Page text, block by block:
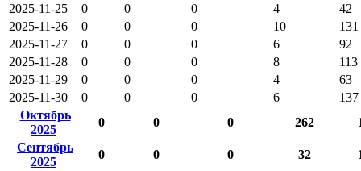
2025-11-25
0 0 0 4
42
2025-11-26
0 0 0 10
131
2025-11-27
0 0 0 6
92
2025-11-28
0 0 0 8
113
2025-11-29
0 0 0 4
63
2025-11-30
0 0 0 6
137
Октябрь
2025
0 0 0 262
Сентябрь
2025
0 0 0 32